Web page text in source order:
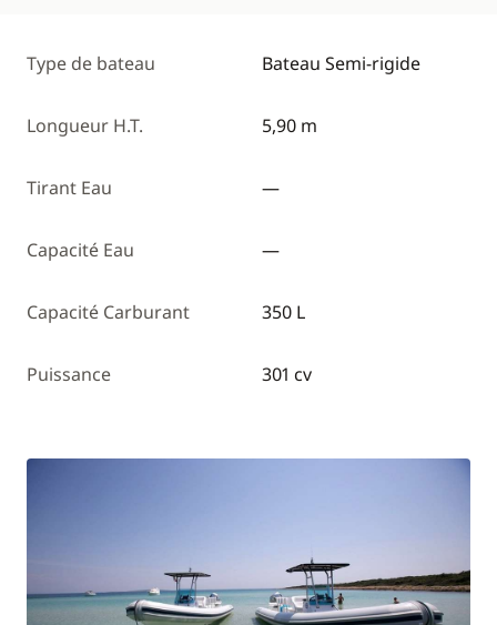
Type de bateau Bateau Semi-rigide
Longueur H.T. 5,90 m
Tirant Eau —
Capacité Eau —
Capacité Carburant 350 L
Puissance 301 cv